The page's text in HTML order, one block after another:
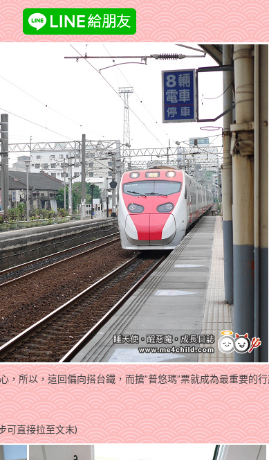
，所以，這回偏向搭台鐵，而搶”普悠瑪”票就成為最重要的
可直接拉至文末)